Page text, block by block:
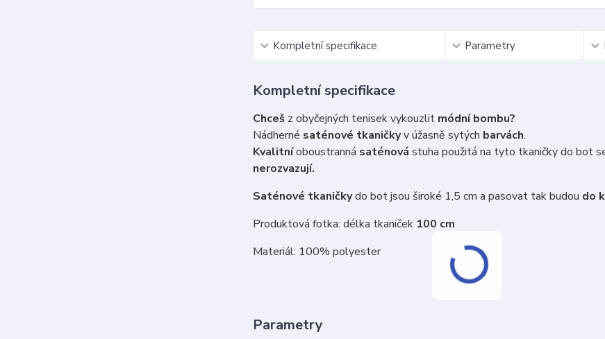
Kompletní specifikace Parametry
Kompletní specifikace
Chcešz obyčejných tenisek vykouzlit módní bombu?
Nádherné saténové tkaničkyv úžasně sytých barvách.
Kvalitníoboustranná saténová stuha použitá na tyto tkaničky do bot
nerozvazují.
Saténové tkaničkydo bot jsou široké 1,5 cm a pasovat tak budou do
Produktová fotka: délka tkaniček 100 cm
Materiál: 100% polyester
Parametry